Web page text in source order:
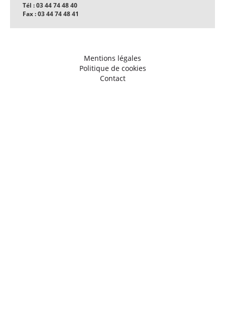
Tél : 03 44 74 48 40
Fax : 03 44 74 48 41
Mentions légales
Politique de cookies
Contact